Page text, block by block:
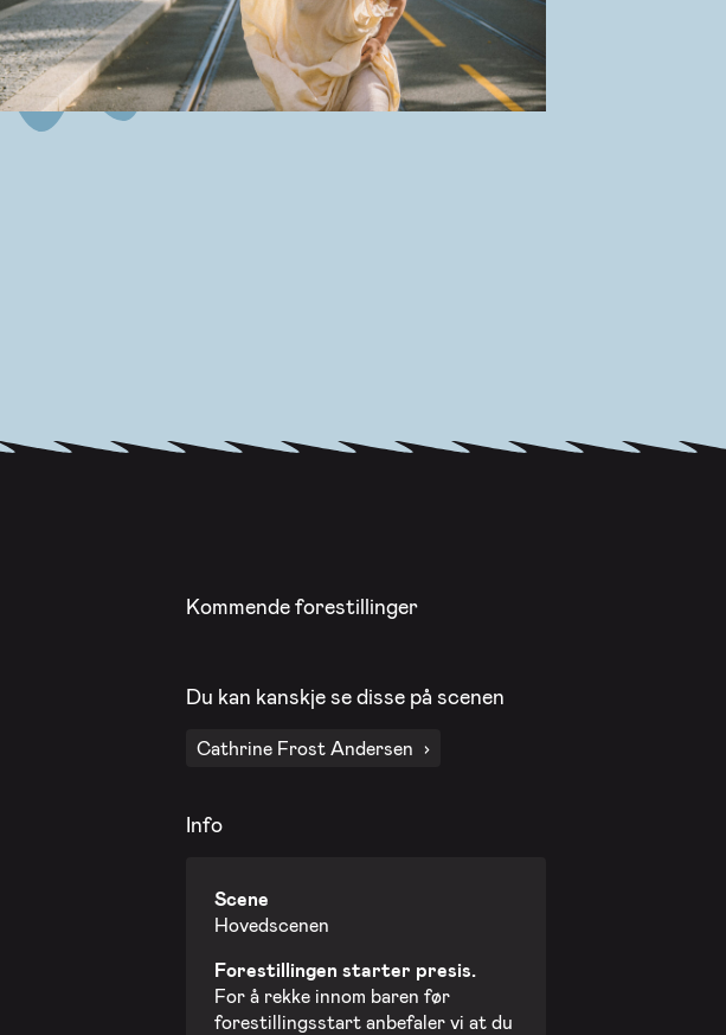
Kommende forestillinger
Du kan kanskje se disse på scenen
Cathrine Frost Andersen
Info
Scene
Hovedscenen
Forestillingen starter presis.
For å rekke innom baren før
forestillingsstart anbefaler vi at du